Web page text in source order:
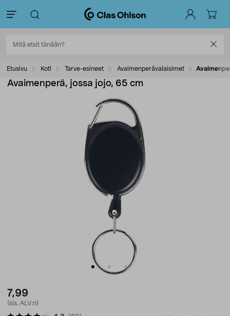
Etusivu Koti Tarve-esineet Avaimenperävalaisimet
Avaimenperä, jossa jojo, 65 cm
7,99
(sis. ALV:n)